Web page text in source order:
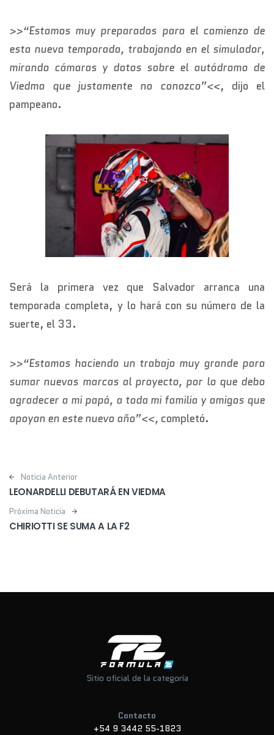
>>“Estamos muy preparados para el comienzo de
esta nueva temporada, trabajando en el simulador,
mirando cámaras y datos sobre el autódromo de
Viedma que justamente no conozco”<<, dijo el
pampeano.
Será la primera vez que Salvador arranca una
temporada completa, y lo hará con su número de la
suerte, el 33.
>>“Estamos haciendo un trabajo muy grande para
sumar nuevas marcas al proyecto, por lo que debo
agradecer a mi papá, a toda mi familia y amigos que
apoyan en este nuevo año”<<, completó.
Post navigation
Noticia Anterior
LEONARDELLI DEBUTARÁ EN VIEDMA
Próxima Noticia
CHIRIOTTI SE SUMA A LA F2
Sitio oficial de la categoría
Contacto
+54 9 3442 55-1823